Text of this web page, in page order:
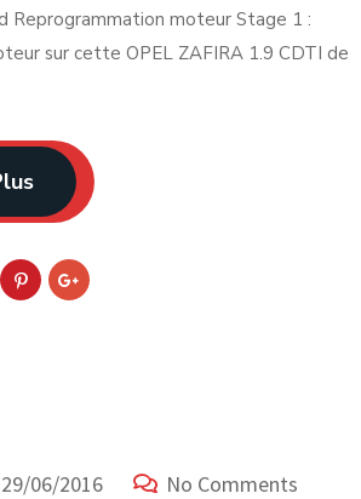
Reprogrammation moteur Stage 1 :
sur cette OPEL ZAFIRA 1.9 CDTI de
29/06/2016 No Comments